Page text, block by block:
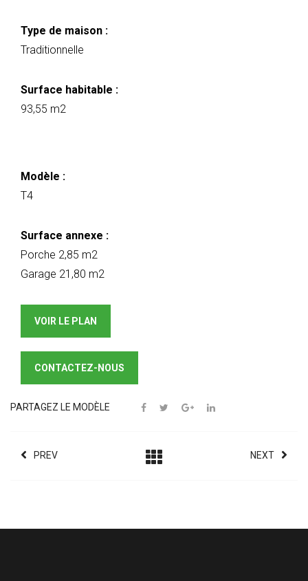
Type de maison :
Traditionnelle
Surface habitable :
93,55 m2
Modèle :
T4
Surface annexe :
Porche 2,85 m2
Garage 21,80 m2
VOIR LE PLAN
CONTACTEZ-NOUS
PARTAGEZ LE MODÈLE
PREV NEXT